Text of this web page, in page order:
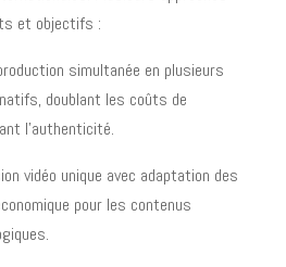
et objectifs :
simultanée en plusieurs
doublant les coûts de
l'authenticité.
vidéo unique avec adaptation des
pour les contenus